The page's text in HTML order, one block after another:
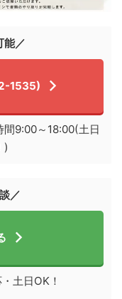
能／
1535)
間9:00～18:00(土日
)
／
土日OK！